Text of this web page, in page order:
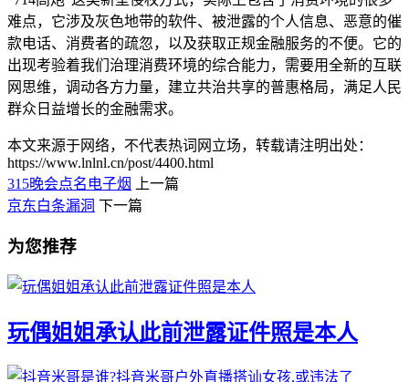
难点，它涉及灰色地带的软件、被泄露的个人信息、恶意的催
款电话、消费者的疏忽，以及获取正规金融服务的不便。它的
出现考验着我们治理消费环境的综合能力，需要用全新的互联
网思维，调动各方力量，建立共治共享的普惠格局，满足人民
群众日益增长的金融需求。
本文来源于网络，不代表热词网立场，转载请注明出处：
https://www.lnlnl.cn/post/4400.html
315晚会点名电子烟
上一篇
京东白条漏洞 下一篇
为您推荐
玩偶姐姐承认此前泄露证件照是本人